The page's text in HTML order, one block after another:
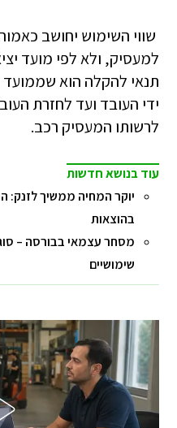
שווי השימוש יחושב
למעסיק, ולא לפי מועד
תנאי להקלה הוא
ידי העובד ועד לחזרת
לרשותו המעסיק רכב.
עוד בנושא חדשות
יוקר המחיה ממשיך לזנק:
בהוצאות
מסחר עצמאי בבורסה –
שימושיים